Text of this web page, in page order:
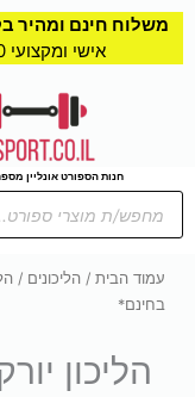
משלוח חינם ומהיר
אישי ומקצועי 9:00-21:30
חנות הספורט אונליין מספר 1 של
Products
search
עמוד הבית / הליכונים
בחינם*